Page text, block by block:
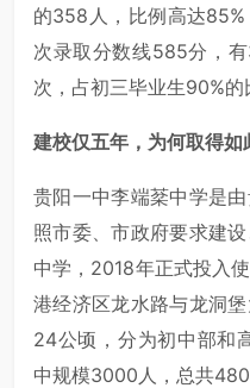
的358人，比例高达
次录取分数线585分，
次，占初三毕业生90%的
建校仅五年，为何取得如
贵阳一中李端棻中学是
照市委、市政府要求建
中学，2018年正式投入
港经济区龙水路与龙洞
24公顷，分为初中部和
中规模3000人，总共